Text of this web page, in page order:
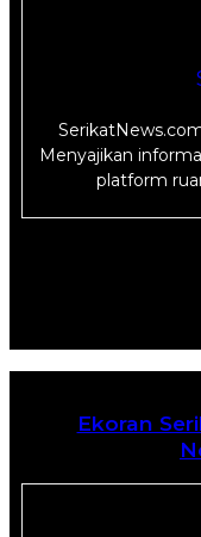
Menyajikan
platform
Ekoran